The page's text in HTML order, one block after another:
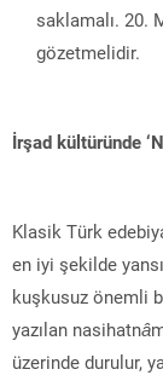
saklamalı. 20.
gözetmelidir.
İrşad kültüründe
Klasik Türk
en iyi şekilde
kuşkusuz önemli
yazılan nasihatnâ
üzerinde durulur,